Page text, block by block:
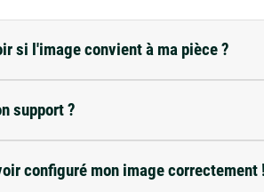
si l'image convient à ma pièce ?
support ?
configuré mon image correctement !